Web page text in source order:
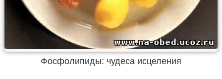
Фосфолипиды: чудеса исцеления